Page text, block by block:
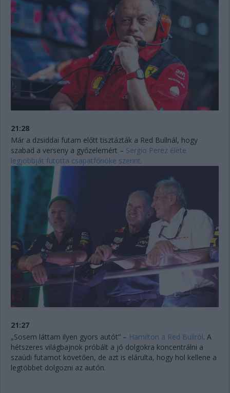
21:28
Már a dzsiddai futam előtt tisztázták a Red Bullnál, hogy
szabad a verseny a győzelemért – Sergio Perez élete
legjobbját futotta csapatfőnöke szerint.
21:27
„Sosem láttam ilyen gyors autót” – Hamilton a Red Bullról. A
hétszeres világbajnok próbált a jó dolgokra koncentrálni a
szaúdi futamot követően, de azt is elárulta, hogy hol kellene a
legtöbbet dolgozni az autón.